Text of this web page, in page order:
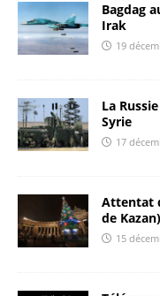
Bagdag
Irak
19
La
Syrie
17
Attentat
de Kazan)
15